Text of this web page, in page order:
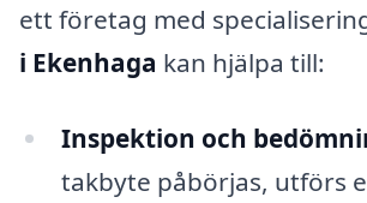
ett företag med
i Ekenhaga kan hjälpa till:
Inspektion och
takbyte påbörjas, utförs